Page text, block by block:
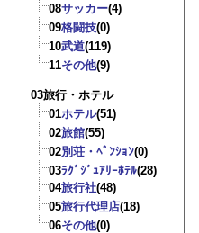
08サッカー(4)
09格闘技(0)
10武道(119)
11その他(9)
03旅行・ホテル
01ホテル(51)
02旅館(55)
02別荘・ﾍﾟﾝｼｮﾝ(0)
03ﾗｸﾞｼﾞｭｱﾘｰﾎﾃﾙ(28)
04旅行社(48)
05旅行代理店(18)
06その他(0)